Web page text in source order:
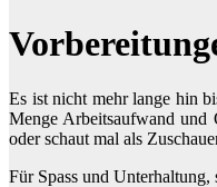
Es ist nicht mehr lange hin
Menge Arbeitsaufwand und
oder schaut mal als
Für Spass und